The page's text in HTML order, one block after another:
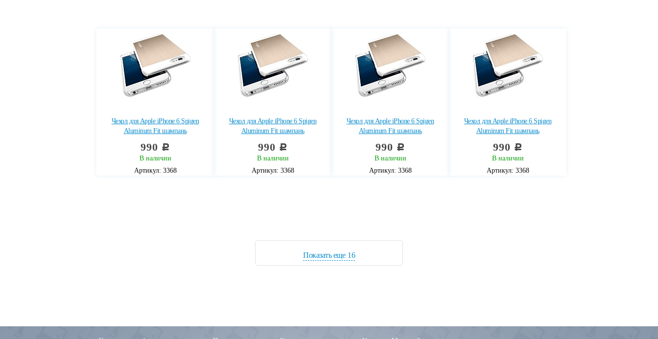
Чехол для Apple iPhone 6 Spigen
Aluminum Fit шампань
990 c
В наличии
Артикул: 3368
Чехол для Apple iPhone 6 Spigen
Aluminum Fit шампань
990 c
В наличии
Артикул: 3368
Чехол для Apple iPhone 6 Spigen
Aluminum Fit шампань
990 c
В наличии
Артикул: 3368
Чехол для Apple iPhone 6 Spigen
Aluminum Fit шампань
990 c
В наличии
Артикул: 3368
Показать еще 16